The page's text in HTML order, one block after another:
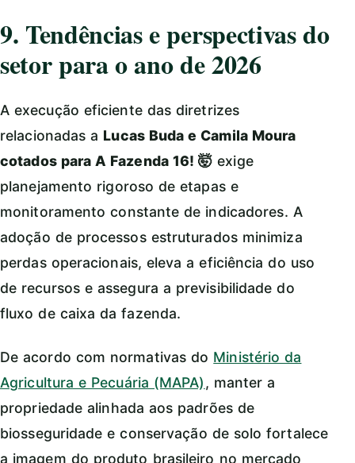
9. Tendências e perspectivas do
setor para o ano de 2026
A execução eficiente das diretrizes
relacionadas a Lucas Buda e Camila Moura
cotados para A Fazenda 16! 🤯 exige
planejamento rigoroso de etapas e
monitoramento constante de indicadores. A
adoção de processos estruturados minimiza
perdas operacionais, eleva a eficiência do uso
de recursos e assegura a previsibilidade do
fluxo de caixa da fazenda.
De acordo com normativas do Ministério da
Agricultura e Pecuária (MAPA), manter a
propriedade alinhada aos padrões de
biosseguridade e conservação de solo fortalece
a imagem do produto brasileiro no mercado